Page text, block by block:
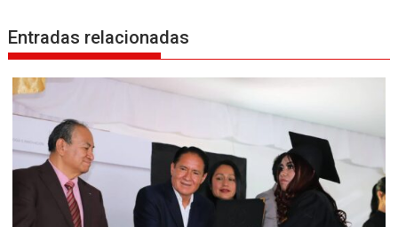
a
c
i
ó
d
Entradas relacionadas